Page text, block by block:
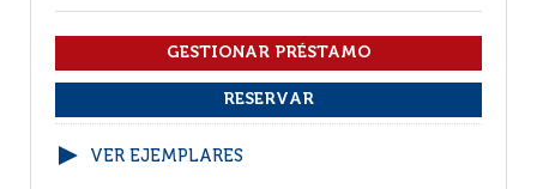
VER EJEMPLARES